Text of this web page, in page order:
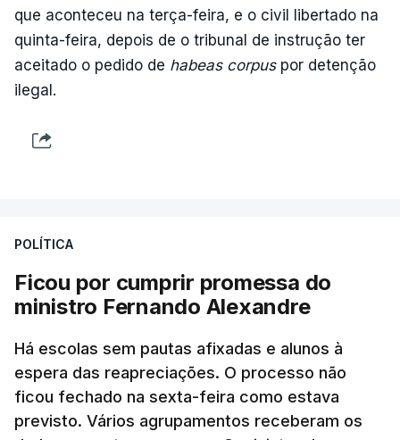
que aconteceu na terça-feira, e o civil libertado na
quinta-feira, depois de o tribunal de instrução ter
aceitado o pedido de habeas corpuspor detenção
ilegal.
POLÍTICA
Ficou por cumprir promessa do
ministro Fernando Alexandre
Há escolas sem pautas afixadas e alunos à
espera das reapreciações. O processo não
ficou fechado na sexta-feira como estava
previsto. Vários agrupamentos receberam os